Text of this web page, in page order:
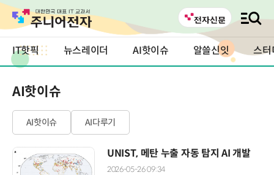
IT핫픽 뉴스레이더 AI핫이슈 알쓸신잇 스터
AI핫이슈
AI핫이슈 AI다루기
UNIST, 메탄 누출 자동 탐지 AI 개발
2026-05-26 09:34